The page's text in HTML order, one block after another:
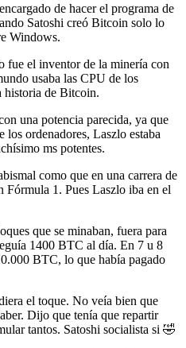
de hacer el programa de
Satoshi creó Bitcoin solo lo
Windows.
fue el inventor de la minería con
usaba las CPU de los
historia de Bitcoin.
una potencia parecida, ya que
los ordenadores, Laszlo estaba
ms potentes.
como que en una carrera de
Fórmula 1. Pues Laszlo iba en el
que se minaban, fuera para
1400 BTC al día. En 7 u 8
BTC, lo que había pagado
el toque. No veía bien que
Dijo que tenía que repartir
tantos. Satoshi socialista si 🤣